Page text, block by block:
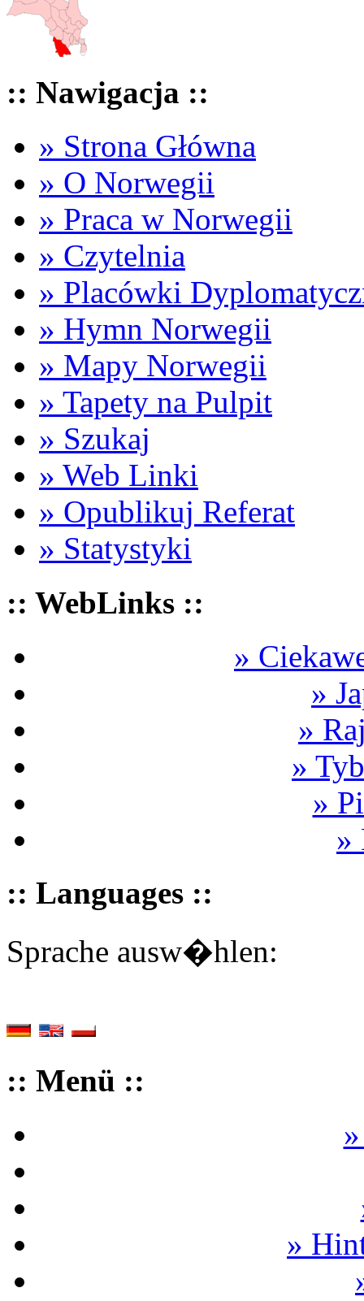
:: Nawigacja ::
» Strona Główna
» O Norwegii
» Praca w Norwegii
» Czytelnia
» Placówki
» Hymn Norwegii
» Mapy Norwegii
» Tapety na Pulpit
» Szukaj
» Web Linki
» Opublikuj Referat
» Statystyki
:: WebLinks ::
»
»
»
»
»
»
:: Languages ::
Sprache ausw�hlen:
:: Menü ::
»